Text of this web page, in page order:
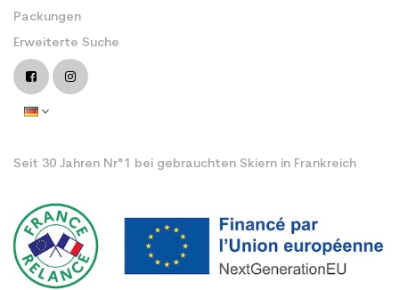
Packungen
Erweiterte Suche
Seit 30 Jahren Nr°1 bei gebrauchten Skiern in Frankreich